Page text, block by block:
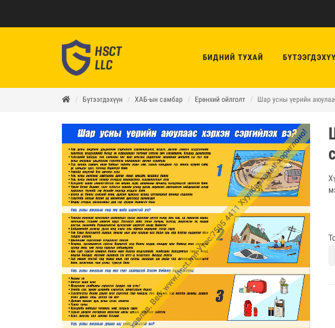
БИДНИЙ ТУХАЙ
Бүтээгдэхүүн ХАБ-ын самбар Ерөнхий ойлголт Шар усны үерийн